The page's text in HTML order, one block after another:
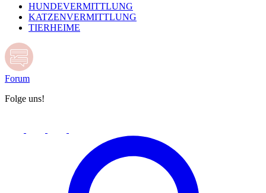
HUNDEVERMITTLUNG
KATZENVERMITTLUNG
TIERHEIME
Forum
Folge uns!